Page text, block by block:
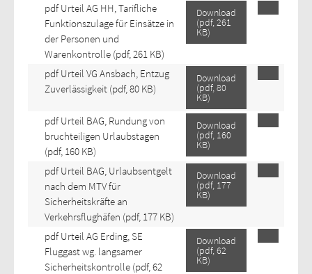
pdf Urteil AG HH, Tarifliche
Funktionszulage für Einsätze in
der Personen und
Warenkontrolle (pdf, 261 KB)
Download
(pdf, 261
KB)
pdf Urteil VG Ansbach, Entzug
Zuverlässigkeit (pdf, 80 KB)
Download
(pdf, 80
KB)
pdf Urteil BAG, Rundung von
bruchteiligen Urlaubstagen
(pdf, 160 KB)
Download
(pdf, 160
KB)
pdf Urteil BAG, Urlaubsentgelt
nach dem MTV für
Sicherheitskräfte an
Verkehrsflughäfen (pdf, 177 KB)
Download
(pdf, 177
KB)
pdf Urteil AG Erding, SE
Fluggast wg. langsamer
Sicherheitskontrolle (pdf, 62
Download
(pdf, 62
KB)